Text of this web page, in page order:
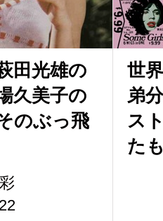
田光雄の
久美子の
のぶっ飛
彩
世
弟
ス
た